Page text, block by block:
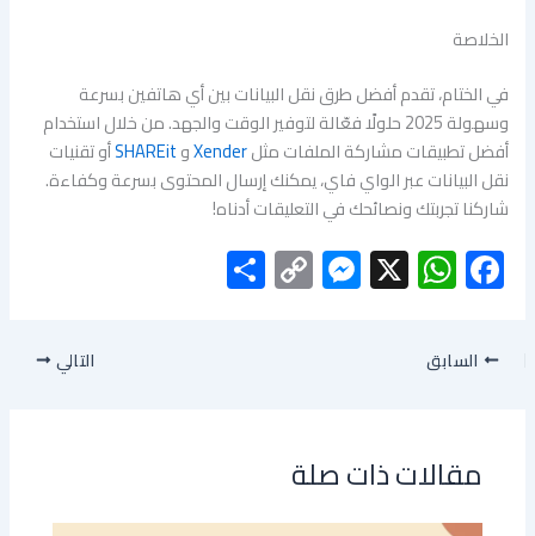
الخلاصة
في الختام، تقدم أفضل طرق نقل البيانات بين أي هاتفين بسرعة
وسهولة 2025 حلولًا فعّالة لتوفير الوقت والجهد. من خلال استخدام
أفضل تطبيقات مشاركة الملفات مثلXenderوSHAREitأو تقنيات
نقل البيانات عبر الواي فاي، يمكنك إرسال المحتوى بسرعة وكفاءة.
شاركنا تجربتك ونصائحك في التعليقات أدناه!
F
ac
e
b
ok
W
h
p
p
X
M
es
er
C
o
السابق التالي
مقالات ذات صلة